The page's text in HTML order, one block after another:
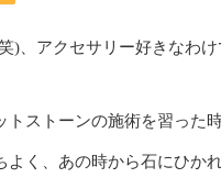
)、アクセサリー好きなわ
ストーンの施術を習った
く、あの時から石にひか